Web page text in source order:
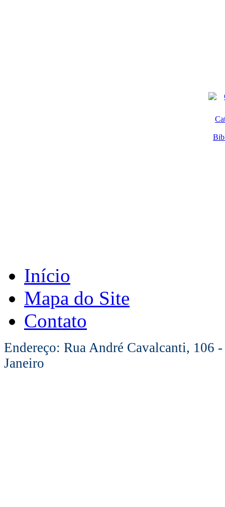
Início
Mapa do Site
Contato
Endereço: Rua André Cavalcanti, 106
Janeiro